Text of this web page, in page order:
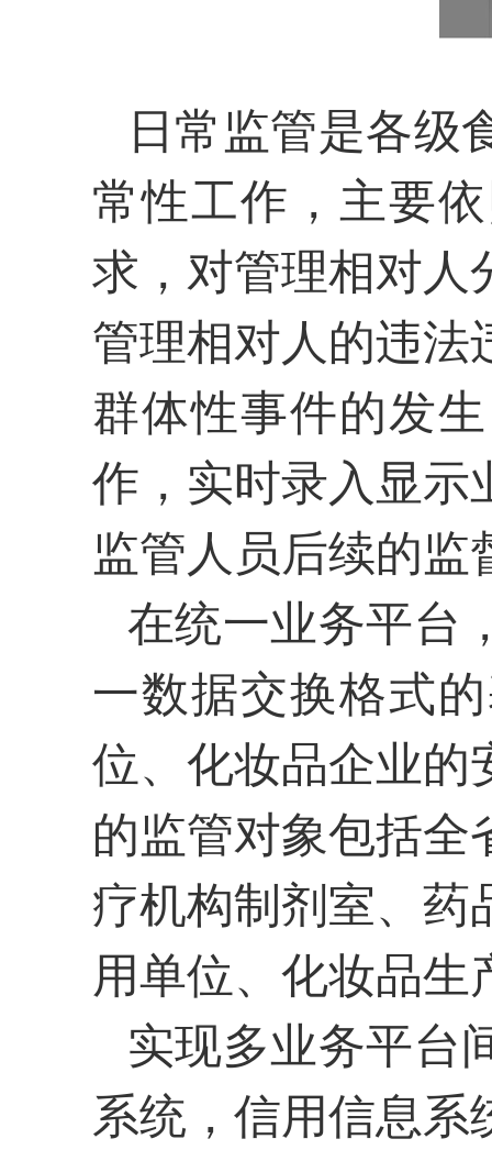
日常监管是各级
常性工作，主要
求，对管理相对人
管理相对人的违法
群体性事件的发
作，实时录入显示
监管人员后续的监
在统一业务平台
一数据交换格式
位、化妆品企业的
的监管对象包括全
疗机构制剂室、药
用单位、化妆品生
实现多业务平台
系统，信用信息系